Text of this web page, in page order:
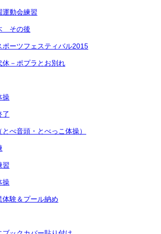
運動会練習
その後
ポーツフェスティバル2015
休－ポプラとお別れ
操
了
べ音頭・とべっこ体操）
習
操
体験＆プール納め